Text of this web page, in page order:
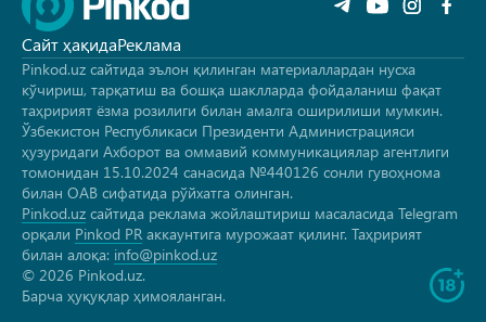
Сайт ҳақидаРеклама
Pinkod.uz сайтида эълон қилинган материаллардан нусха
кўчириш, тарқатиш ва бошқа шаклларда фойдаланиш фақат
таҳририят ёзма розилиги билан амалга оширилиши мумкин.
Ўзбекистон Республикаси Президенти Администрацияси
ҳузуридаги Ахборот ва оммавий коммуникациялар агентлиги
томонидан 15.10.2024 санасида №440126 сонли гувоҳнома
билан ОАВ сифатида рўйхатга олинган.
Pinkod.uz сайтида реклама жойлаштириш масаласида Telegram
орқали Pinkod PR аккаунтига мурожаат қилинг. Таҳририят
билан алоқа: info@pinkod.uz
© 2026 Pinkod.uz.
Барча ҳуқуқлар ҳимояланган.